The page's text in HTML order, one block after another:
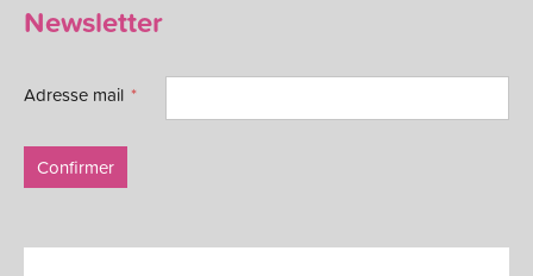
Newsletter
Adresse mail
Confirmer